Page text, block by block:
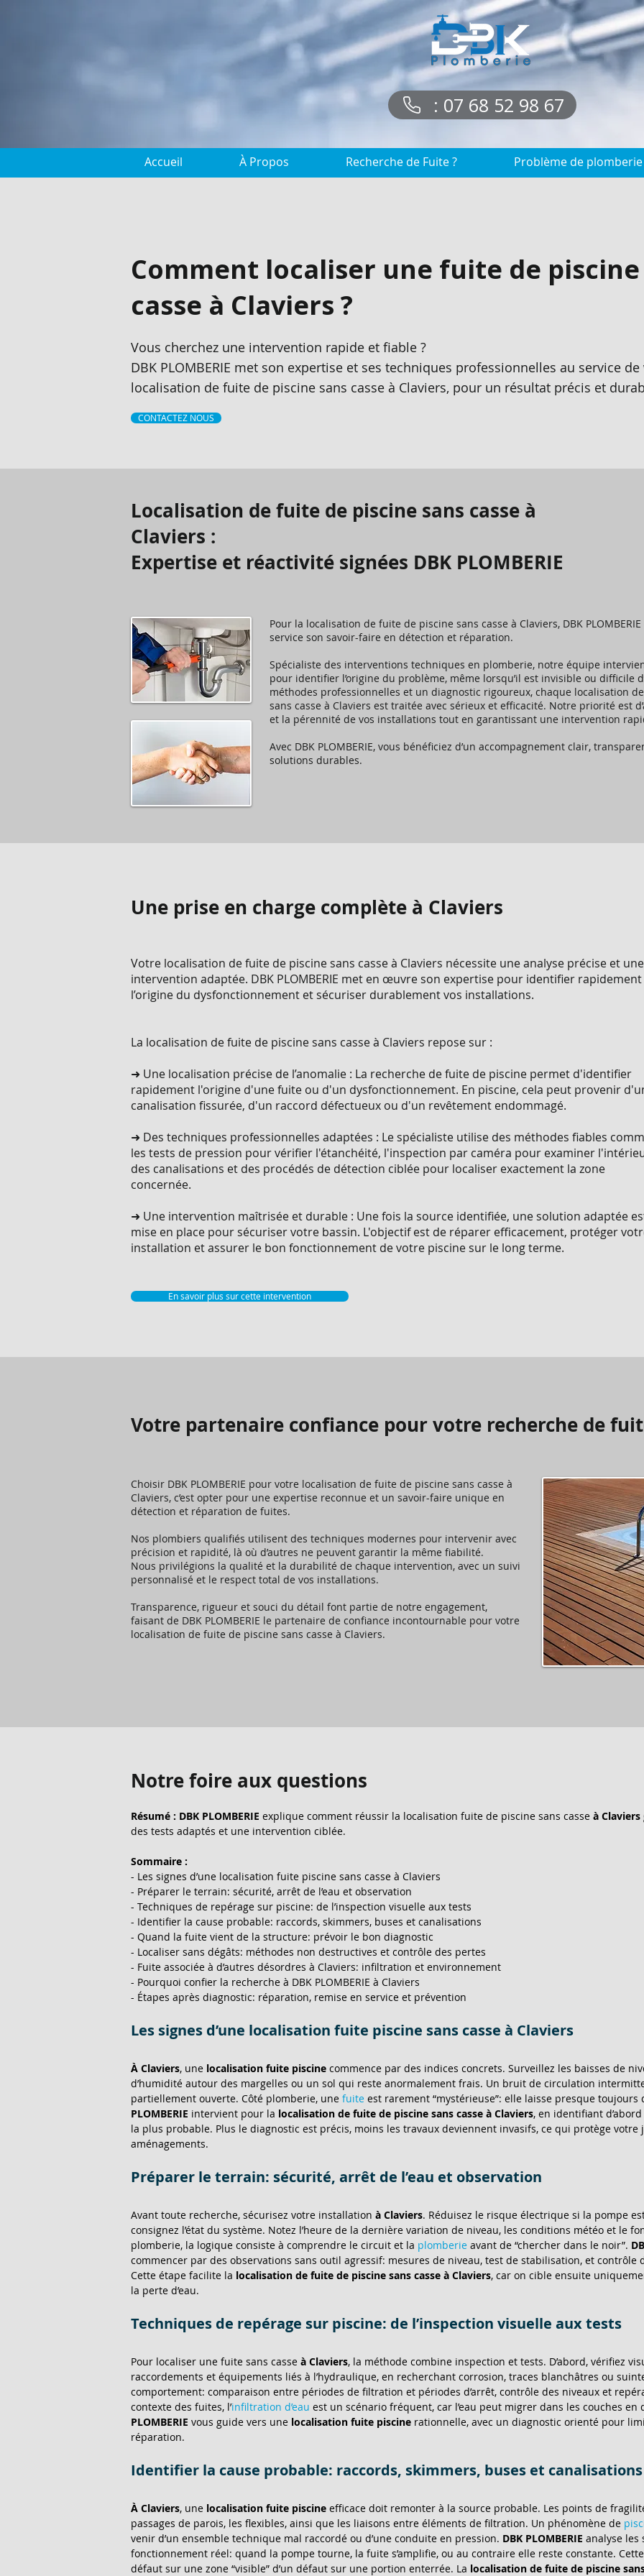
: 07 68 52 98 67
Accueil À Propos Recherche de Fuite ? Problème de plomberie
Comment localiser une fuite de piscine
casse à Claviers ?
Vous cherchez une intervention rapide et fiable ?
DBK PLOMBERIE met son expertise et ses techniques professionnelles au service
localisation de fuite de piscine sans casse à Claviers, pour un résultat précis et
CONTACTEZ NOUS
Localisation de fuite de piscine sans casse à
Claviers :
Expertise et réactivité signées DBK PLOMBERIE
Pour la localisation de fuite de piscine sans casse à Claviers, DBK
service son savoir-faire en détection et réparation.
Spécialiste des interventions techniques en plomberie, notre équipe
pour identifier l’origine du problème, même lorsqu’il est invisible ou difficile
méthodes professionnelles et un diagnostic rigoureux, chaque localisation
sans casse à Claviers est traitée avec sérieux et efficacité. Notre priorité est
et la pérennité de vos installations tout en garantissant une intervention
Avec DBK PLOMBERIE, vous bénéficiez d’un accompagnement clair,
solutions durables.
Une prise en charge complète à Claviers
Votre localisation de fuite de piscine sans casse à Claviers nécessite une analyse précise et une
intervention adaptée. DBK PLOMBERIE met en œuvre son expertise pour identifier rapidement
l’origine du dysfonctionnement et sécuriser durablement vos installations.
La localisation de fuite de piscine sans casse à Claviers repose sur :
➜ Une localisation précise de l’anomalie : La recherche de fuite de piscine permet d'identifier
rapidement l'origine d'une fuite ou d'un dysfonctionnement. En piscine, cela peut provenir
canalisation fissurée, d'un raccord défectueux ou d'un revêtement endommagé.
➜ Des techniques professionnelles adaptées : Le spécialiste utilise des méthodes fiables
les tests de pression pour vérifier l'étanchéité, l'inspection par caméra pour examiner
des canalisations et des procédés de détection ciblée pour localiser exactement la zone
concernée.
➜ Une intervention maîtrisée et durable : Une fois la source identifiée, une solution adaptée
mise en place pour sécuriser votre bassin. L'objectif est de réparer efficacement, protéger
installation et assurer le bon fonctionnement de votre piscine sur le long terme.
En savoir plus sur cette intervention
Votre partenaire confiance pour votre recherche de
Choisir DBK PLOMBERIE pour votre localisation de fuite de piscine sans casse à
Claviers, c’est opter pour une expertise reconnue et un savoir-faire unique en
détection et réparation de fuites.
Nos plombiers qualifiés utilisent des techniques modernes pour intervenir avec
précision et rapidité, là où d’autres ne peuvent garantir la même fiabilité.
Nous privilégions la qualité et la durabilité de chaque intervention, avec un suivi
personnalisé et le respect total de vos installations.
Transparence, rigueur et souci du détail font partie de notre engagement,
faisant de DBK PLOMBERIE le partenaire de confiance incontournable pour votre
localisation de fuite de piscine sans casse à Claviers.
Notre foire aux questions
Résumé : DBK PLOMBERIE explique comment réussir la localisation fuite de piscine sans casse à Claviers
des tests adaptés et une intervention ciblée.
Sommaire :
- Les signes d’une localisation fuite piscine sans casse à Claviers
- Préparer le terrain: sécurité, arrêt de l’eau et observation
- Techniques de repérage sur piscine: de l’inspection visuelle aux tests
- Identifier la cause probable: raccords, skimmers, buses et canalisations
- Quand la fuite vient de la structure: prévoir le bon diagnostic
- Localiser sans dégâts: méthodes non destructives et contrôle des pertes
- Fuite associée à d’autres désordres à Claviers: infiltration et environnement
- Pourquoi confier la recherche à DBK PLOMBERIE à Claviers
- Étapes après diagnostic: réparation, remise en service et prévention
Les signes d’une localisation fuite piscine sans casse à Claviers
À Claviers, une localisation fuite piscine commence par des indices concrets. Surveillez les baisses de
d’humidité autour des margelles ou un sol qui reste anormalement frais. Un bruit de circulation
partiellement ouverte. Côté plomberie, une fuite est rarement “mystérieuse”: elle laisse presque toujours
PLOMBERIE intervient pour la localisation de fuite de piscine sans casse à Claviers, en identifiant
la plus probable. Plus le diagnostic est précis, moins les travaux deviennent invasifs, ce qui protège votre
aménagements.
Préparer le terrain: sécurité, arrêt de l’eau et observation
Avant toute recherche, sécurisez votre installation à Claviers. Réduisez le risque électrique si la pompe
consignez l’état du système. Notez l’heure de la dernière variation de niveau, les conditions météo et le
plomberie, la logique consiste à comprendre le circuit et la plomberie avant de “chercher dans le noir”.
commencer par des observations sans outil agressif: mesures de niveau, test de stabilisation, et contrôle
Cette étape facilite la localisation de fuite de piscine sans casse à Claviers, car on cible ensuite
la perte d’eau.
Techniques de repérage sur piscine: de l’inspection visuelle aux tests
Pour localiser une fuite sans casse à Claviers, la méthode combine inspection et tests. D’abord, vérifiez
raccordements et équipements liés à l’hydraulique, en recherchant corrosion, traces blanchâtres ou
comportement: comparaison entre périodes de filtration et périodes d’arrêt, contrôle des niveaux et
contexte des fuites, l’infiltration d’eau est un scénario fréquent, car l’eau peut migrer dans les couches en
PLOMBERIE vous guide vers une localisation fuite piscine rationnelle, avec un diagnostic orienté pour
réparation.
Identifier la cause probable: raccords, skimmers, buses et canalisations
À Claviers, une localisation fuite piscine efficace doit remonter à la source probable. Les points de
passages de parois, les flexibles, ainsi que les liaisons entre éléments de filtration. Un phénomène de
venir d’un ensemble technique mal raccordé ou d’une conduite en pression. DBK PLOMBERIE analyse les
fonctionnement réel: quand la pompe tourne, la fuite s’amplifie, ou au contraire elle reste constante.
défaut sur une zone “visible” d’un défaut sur une portion enterrée. La localisation de fuite de piscine